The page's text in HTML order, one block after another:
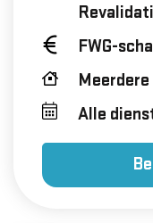
FWG-
Alle